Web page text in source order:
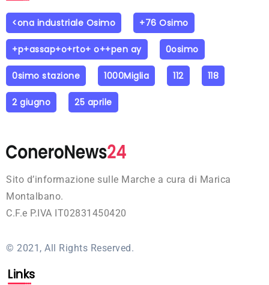
<ona industriale Osimo +76 Osimo
+p+assap+o+rto+ o++pen ay 0osimo
0simo stazione 1000Miglia 112 118
2 giugno 25 aprile
Sito d’informazione sulle Marche a cura di Marica
Montalbano.
C.F.e P.IVA IT02831450420
© 2021, All Rights Reserved.
Links